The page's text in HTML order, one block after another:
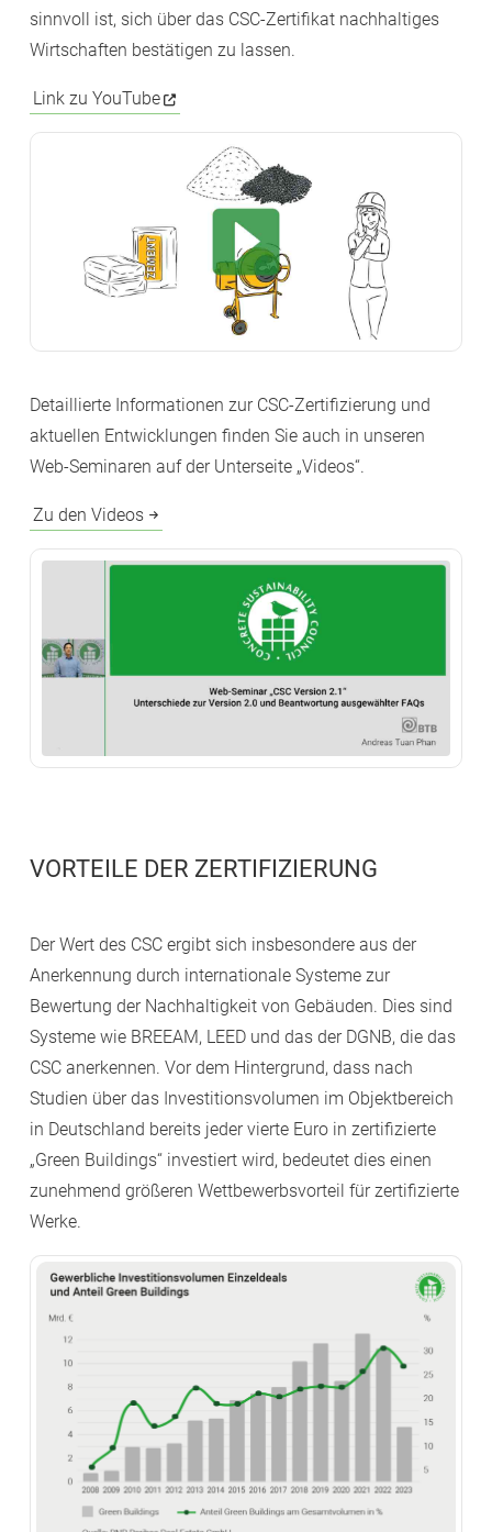
sinnvoll ist, sich über das CSC-Zertifikat nachhaltiges
Wirtschaften bestätigen zu lassen.
Link zu YouTube
Detaillierte Informationen zur CSC-Zertifizierung und
aktuellen Entwicklungen finden Sie auch in unseren
Web-Seminaren auf der Unterseite „Videos“.
Zu den Videos
VORTEILE DER ZERTIFIZIERUNG
Der Wert des CSC ergibt sich insbesondere aus der
Anerkennung durch internationale Systeme zur
Bewertung der Nachhaltigkeit von Gebäuden. Dies sind
Systeme wie BREEAM, LEED und das der DGNB, die das
CSC anerkennen. Vor dem Hintergrund, dass nach
Studien über das Investitionsvolumen im Objektbereich
in Deutschland bereits jeder vierte Euro in zertifizierte
„Green Buildings“ investiert wird, bedeutet dies einen
zunehmend größeren Wettbewerbsvorteil für zertifizierte
Werke.